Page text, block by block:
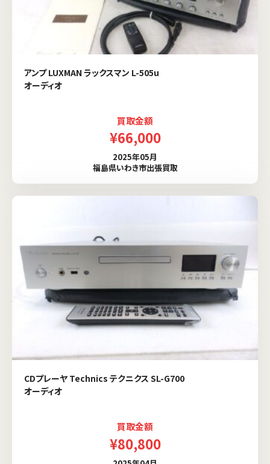
アンプ LUXMAN ラックスマン L-505u
オーディオ
買取金額
¥66,000
2025年05月
福島県いわき市出張買取
CDプレーヤ Technics テクニクス SL-G700
オーディオ
買取金額
¥80,800